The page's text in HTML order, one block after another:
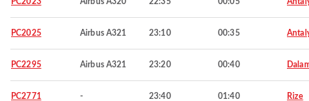
PC2025 Airbus A321 23:10 00:35
PC2295 Airbus A321 23:20 00:40
PC2771 - 23:40 01:40 Rize